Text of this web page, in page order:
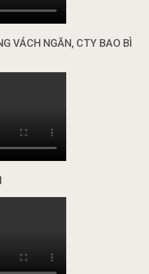
VÁCH NGĂN, CTY BAO BÌ